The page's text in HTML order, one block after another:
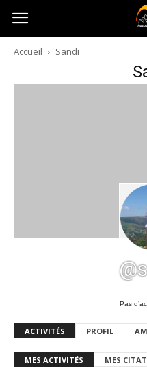
Australia-
australie.com
Accueil Sandi
Pas
ACTIVITÉS PROFIL
MES ACTIVITÉS MES